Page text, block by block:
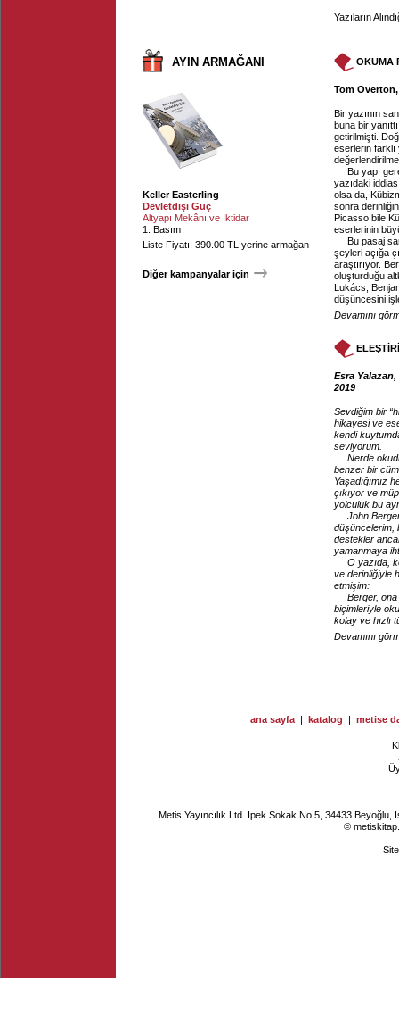
AYIN ARMAĞANI
Keller Easterling
Devletdışı Güç
Altyapı Mekânı ve İktidar
1. Basım
Liste Fiyatı: 390.00 TL yerine armağan
Diğer kampanyalar için
Yazıların
OKUMA
Tom
Bir yazının
buna bir
getirilmişti.
eserlerin farklı
Bu yapı
yazıdaki
olsa da,
sonra
Picasso bile
eserlerinin
Bu pasaj
şeyleri açığa
araştırıyor.
oluşturduğu
Lukács,
düşüncesini
Devamını
Esra
2019
Sevdiğim bir
hikayesi ve
kendi
seviyorum.
Nerde
benzer bir
Yaşadığımız
çıkıyor ve
yolculuk bu
John
düşüncelerim,
destekler
yamanmaya
O yazıda,
ve derinliğiyle
etmişim:
Berger,
biçimleriyle
kolay ve hızlı
Devamını
ana sayfa | katalog | metise
Metis Yayıncılık Ltd. İpek Sokak No.5, 34433
©